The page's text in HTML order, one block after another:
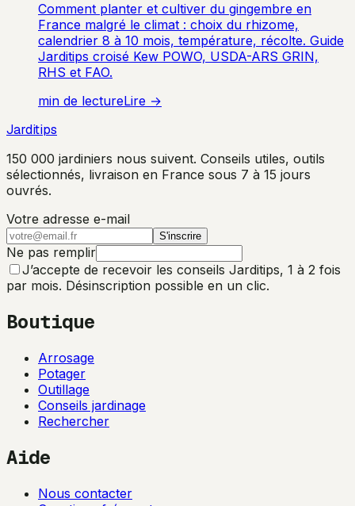
Comment planter et cultiver du gingembre en
France malgré le climat : choix du rhizome,
calendrier 8 à 10 mois, température, récolte. Guide
Jarditips croisé Kew POWO, USDA-ARS GRIN,
RHS et FAO.
min de lectureLire →
Jarditips
150 000 jardiniers nous suivent. Conseils utiles, outils
sélectionnés, livraison en France sous 7 à 15 jours
ouvrés.
Votre adresse e-mail
S'inscrire
Ne pas remplir
J’accepte de recevoir les conseils Jarditips, 1 à 2 fois
par mois. Désinscription possible en un clic.
Boutique
Arrosage
Potager
Outillage
Conseils jardinage
Rechercher
Aide
Nous contacter